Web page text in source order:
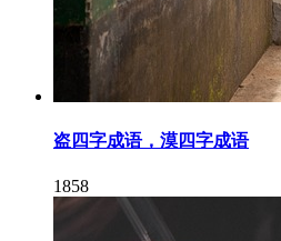
盗四字成语，漠四字成语
1858